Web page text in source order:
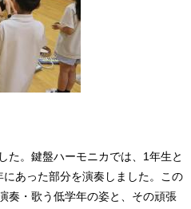
。鍵盤ハーモニカでは、1年生と
あった部分を演奏しました。この
奏・歌う低学年の姿と、その頑張